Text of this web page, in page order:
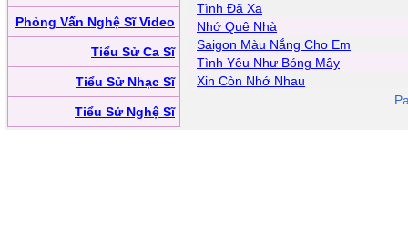
Phỏng Vấn Nghệ Sĩ Video
Tiểu Sử Ca Sĩ
Tiểu Sử Nhạc Sĩ
Tiểu Sử Nghệ Sĩ
Tình Đã Xa
Nhớ Quê Nhà
Saigon Màu Nắng Cho Em
Tình Yêu Như Bóng Mây
Xin Còn Nhớ Nhau